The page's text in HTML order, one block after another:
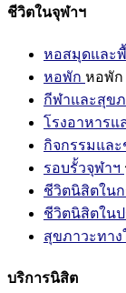
ชีวิตในจุฬาฯ
หอสมุดและ
หอพัก หอพัก
กีฬาและสุข
โรงอาหารแ
กิจกรรมแล
รอบรั้วจุฬาฯ
ชีวิตนิสิตในก
ชีวิตนิสิตในป
สุขภาวะทาง
บริการนิสิต